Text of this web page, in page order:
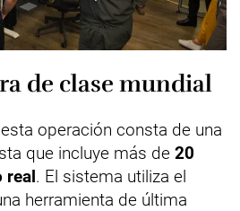
de clase mundial
operación consta de una
que incluye más de 20
real. El sistema utiliza el
herramienta de última